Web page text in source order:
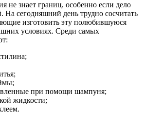
не знает границ, особенно если дело
На сегодняшний день трудно сосчитать
изготовить эту полюбившуюся
условиях. Среди самых
при помощи шампуня;
жидкости;